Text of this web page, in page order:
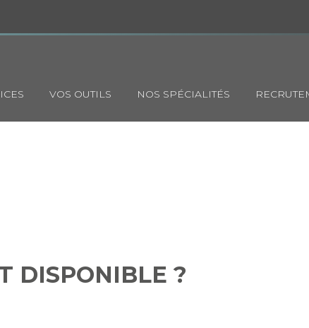
VOS OUTILS NOS SPÉCIALITÉS
DISPONIBLE ?